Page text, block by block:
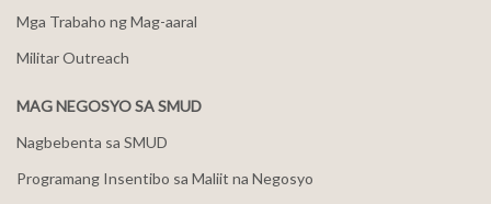
Mga Trabaho ng Mag-aaral
Militar Outreach
MAG NEGOSYO SA SMUD
Nagbebenta sa SMUD
Programang Insentibo sa Maliit na Negosyo